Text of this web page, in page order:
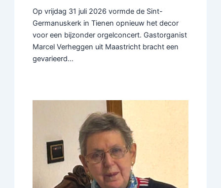
Op vrijdag 31 juli 2026 vormde de Sint-
Germanuskerk in Tienen opnieuw het decor
voor een bijzonder orgelconcert. Gastorganist
Marcel Verheggen uit Maastricht bracht een
gevarieerd…